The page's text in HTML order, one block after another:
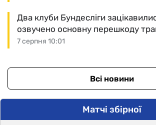
7 серпня 10:01
Два клуби Бундесліги
озвучено основну перешкоду
Всі новини
Матчі збірної